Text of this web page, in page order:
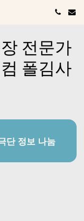
전문가
폴김사
단 정보 나눔